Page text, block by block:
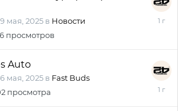
мая, 2025 в Новости
просмотров
19
Auto
мая, 2025 в Fast Buds
просмотра
16